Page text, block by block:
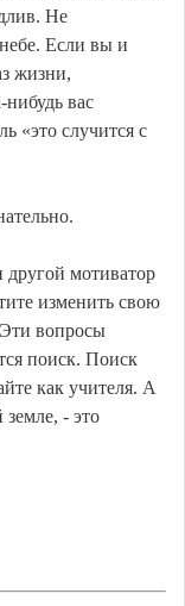
Не
Если вы и
жизни,
нибудь вас
«это случится с
мотиватор
изменить свою
вопросы
поиск. Поиск
как учителя. А
- это